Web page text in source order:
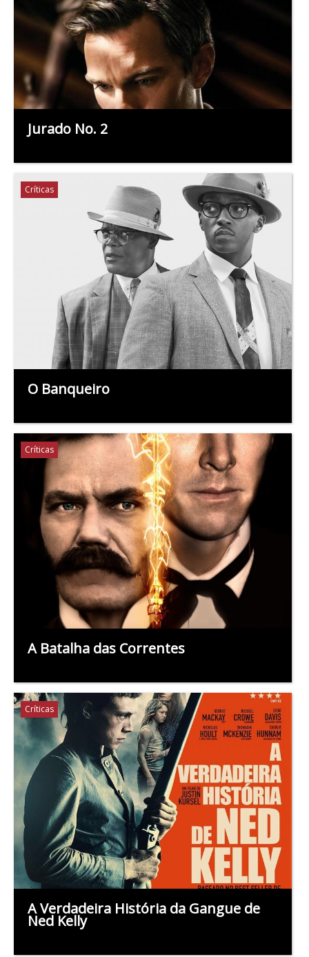
Jurado No. 2
Críticas
O Banqueiro
Críticas
A Batalha das Correntes
Críticas
A Verdadeira História da Gangue de
Ned Kelly